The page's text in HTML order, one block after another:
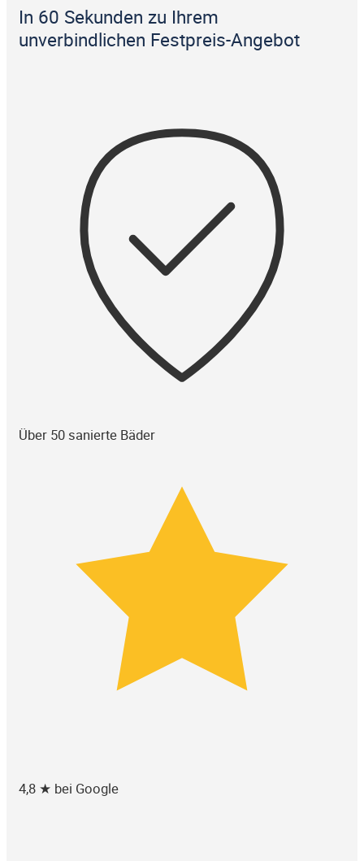
In 60 Sekunden zu Ihrem
unverbindlichen Festpreis-Angebot
Über 50 sanierte Bäder
4,8 ★ bei Google